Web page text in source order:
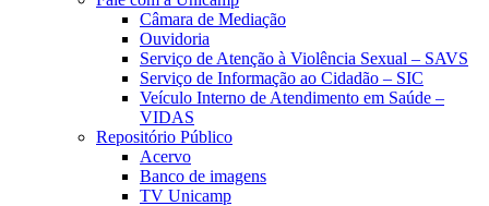
Câmara de Mediação
Ouvidoria
Serviço de Atenção à Violência Sexual – SAVS
Serviço de Informação ao Cidadão – SIC
Veículo Interno de Atendimento em Saúde –
VIDAS
Repositório Público
Acervo
Banco de imagens
TV Unicamp